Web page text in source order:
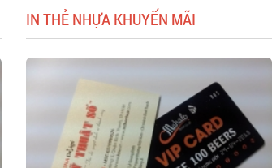
IN THẺ NHỰA KHUYẾN MÃI